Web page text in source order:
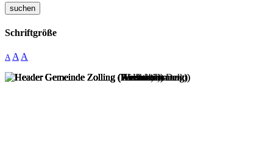
suchen
Schriftgröße
A A A